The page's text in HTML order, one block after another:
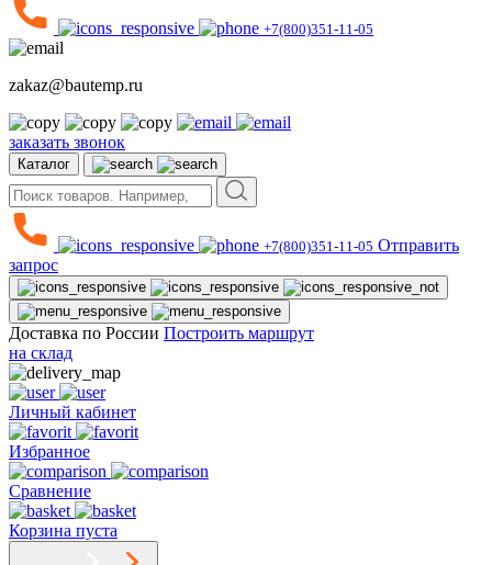
+7(800)351-11-05
zakaz@bautemp.ru
заказать звонок
Каталог
+7(800)351-11-05 Отправить
запрос
Доставка по России Построить маршрут
на склад
Личный кабинет
Избранное
Сравнение
Корзина пуста